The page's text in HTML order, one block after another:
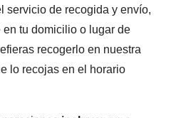
servicio de recogida y envío,
tu domicilio o lugar de
recogerlo en nuestra
lo recojas en el horario